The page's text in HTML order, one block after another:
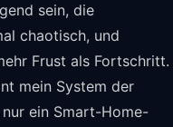
sein, die
chaotisch, und
Frust als Fortschritt.
mein System der
nur ein Smart-Home-